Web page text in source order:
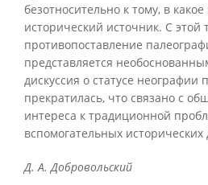
безотносительно к тому, в
исторический источник. С этой
противопоставление
представляется
дискуссия о статусе неографии
прекратилась, что связано с
интереса к традиционной
вспомогательных
Д. А. Добровольский